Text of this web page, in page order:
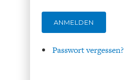
ANMELDEN
Passwort vergessen?